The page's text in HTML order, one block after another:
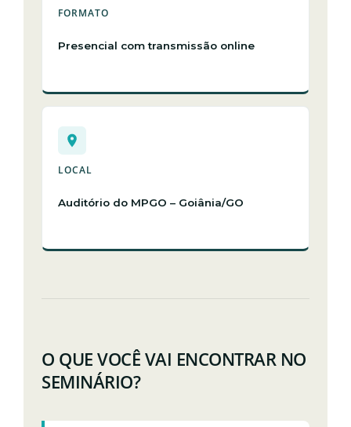
FORMATO
Presencial com transmissão online
LOCAL
Auditório do MPGO – Goiânia/GO
O QUE VOCÊ VAI ENCONTRAR NO
SEMINÁRIO?